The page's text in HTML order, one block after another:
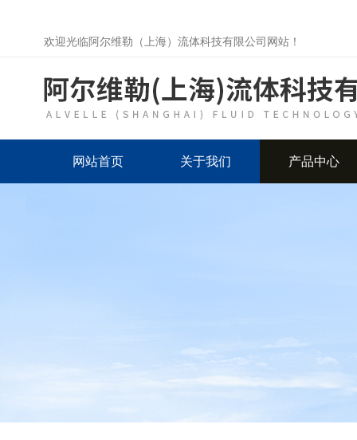
欢迎光临阿尔维勒（上海）流体科技有限公司网站！
网站首页 关于我们 产品中心